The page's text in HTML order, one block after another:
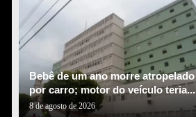
Bebê de um ano morre atropelado
por carro; motor do veículo teria...
8 de agosto de 2026